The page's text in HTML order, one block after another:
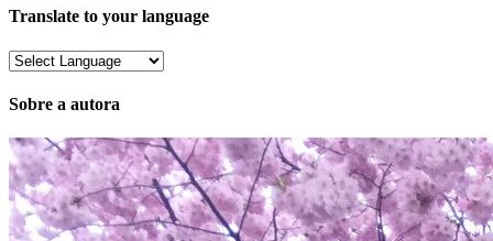
Translate to your language
Sobre a autora